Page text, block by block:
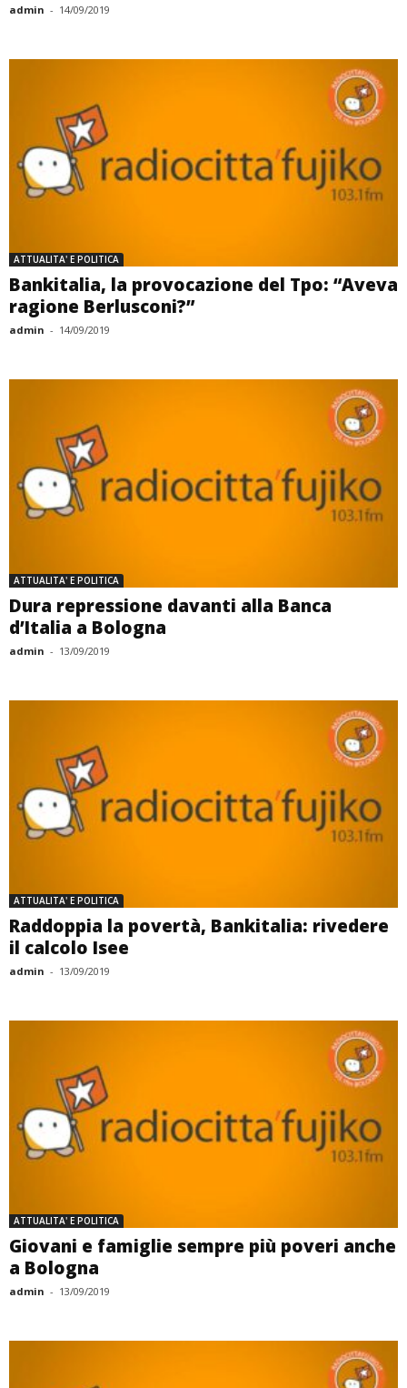
admin - 14/09/2019
ATTUALITA' E POLITICA
Bankitalia, la provocazione del Tpo: “Aveva
ragione Berlusconi?”
admin - 14/09/2019
ATTUALITA' E POLITICA
Dura repressione davanti alla Banca
d’Italia a Bologna
admin - 13/09/2019
ATTUALITA' E POLITICA
Raddoppia la povertà, Bankitalia: rivedere
il calcolo Isee
admin - 13/09/2019
ATTUALITA' E POLITICA
Giovani e famiglie sempre più poveri anche
a Bologna
admin - 13/09/2019